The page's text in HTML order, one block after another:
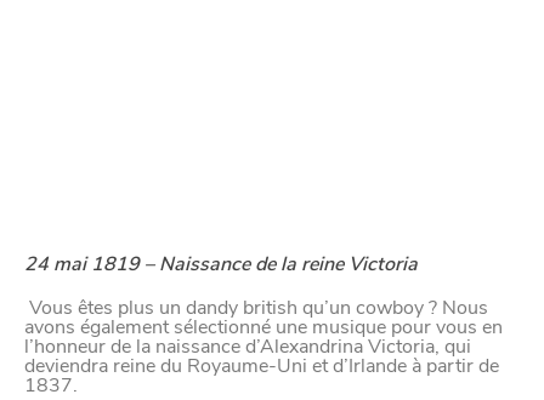
24 mai 1819 – Naissance de la reine Victoria
Vous êtes plus un dandy british qu’un cowboy ? Nous
avons également sélectionné une musique pour vous en
l’honneur de la naissance d’Alexandrina Victoria, qui
deviendra reine du Royaume-Uni et d’Irlande à partir de
1837.